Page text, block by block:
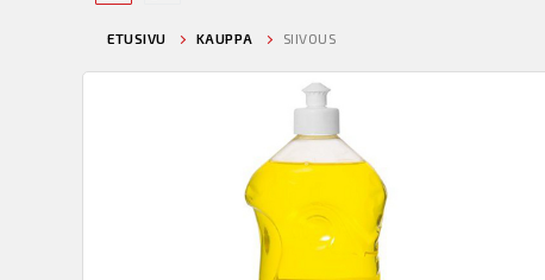
ETUSIVU KAUPPA SIIVOUS